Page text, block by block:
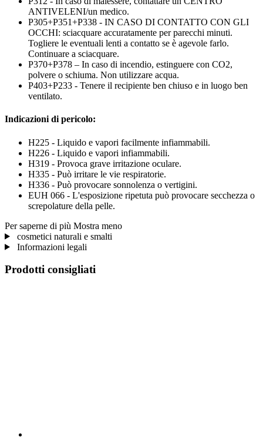
ANTIVELENI/un medico.
P305+P351+P338 - IN CASO DI CONTATTO CON GLI
OCCHI: sciacquare accuratamente per parecchi minuti.
Togliere le eventuali lenti a contatto se è agevole farlo.
Continuare a sciacquare.
P370+P378 – In caso di incendio, estinguere con CO2,
polvere o schiuma. Non utilizzare acqua.
P403+P233 - Tenere il recipiente ben chiuso e in luogo ben
ventilato.
Indicazioni di pericolo:
H225 - Liquido e vapori facilmente infiammabili.
H226 - Liquido e vapori infiammabili.
H319 - Provoca grave irritazione oculare.
H335 - Può irritare le vie respiratorie.
H336 - Può provocare sonnolenza o vertigini.
EUH 066 - L'esposizione ripetuta può provocare secchezza o
screpolature della pelle.
Per saperne di più Mostra meno
cosmetici naturali e smalti
Informazioni legali
Prodotti consigliati